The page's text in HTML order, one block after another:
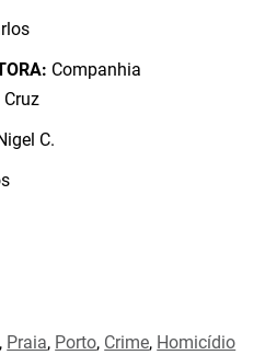
Companhia
C.
, Praia, Porto, Crime, Homicídio